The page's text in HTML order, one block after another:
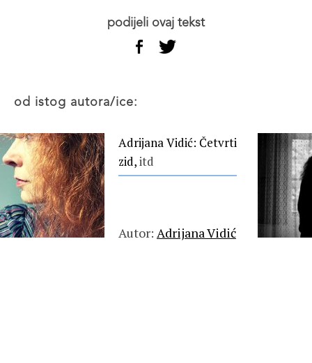
podijeli ovaj tekst
od istog autora/ice:
Adrijana Vidić: Četvrti
zid,itd
Autor: Adrijana Vidić